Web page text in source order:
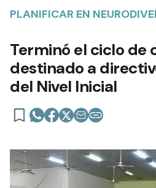
PLANIFICAR EN
Terminó el ciclo de
destinado a
del Nivel Inicial